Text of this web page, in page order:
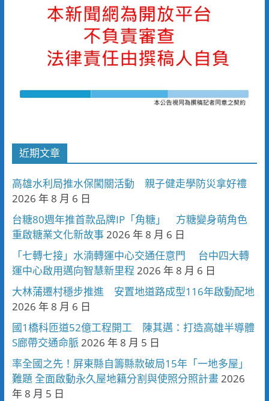
近期文章
高雄水利局推水保闖關活動 親子健走學防災拿好禮
2026 年 8 月 6 日
台糖80週年推首款品牌IP「角糖」 方糖變身萌角色
重啟糖業文化新故事2026 年 8 月 6 日
「七轉七接」水湳轉運中心交通任意門 台中四大轉
運中心啟用邁向智慧新里程 2026 年 8 月 6 日
大林蒲遷村穩步推進 安置地道路成型116年啟動配地
2026 年 8 月 6 日
國1橋科匝道52億工程開工 陳其邁：打造高雄半導體
S廊帶交通命脈2026 年 8 月 5 日
率全國之先！屏東縣自籌縣款破局15年「一地多屋」
難題 全面啟動永久屋地籍分割與使照分照計畫2026
年 8 月 5 日